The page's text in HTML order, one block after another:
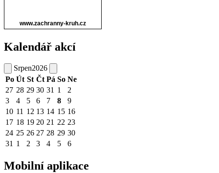
Kalendář akcí
Srpen2026
Po Út St Čt Pá So Ne
27 28 29 30 31 1
2
3
4 5 6 7 8
9
10 11 12 13 14 15 16
17 18 19 20 21 22 23
24 25 26 27 28 29 30
31 1 2 3 4 5 6
Mobilní aplikace